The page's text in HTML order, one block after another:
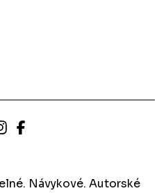
Návykové. Autorské